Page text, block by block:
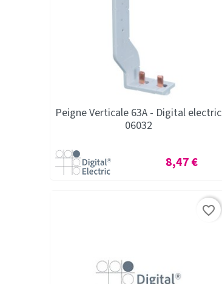
Peigne Verticale 63A - Digital electric
06032
Prix
8,47 €
favorite_border